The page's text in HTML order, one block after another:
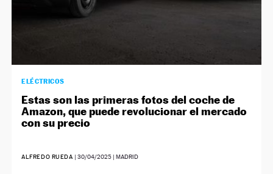
ELÉCTRICOS
Estas son las primeras fotos del coche de
Amazon, que puede revolucionar el mercado
con su precio
ALFREDO RUEDA |30/04/2025 | MADRID